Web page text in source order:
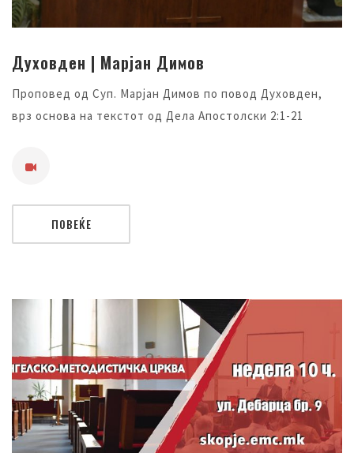
Духовден | Марјан Димов
Проповед од Суп. Марјан Димов по повод Духовден,
врз основа на текстот од Дела Апостолски 2:1-21
ПОВЕЌЕ